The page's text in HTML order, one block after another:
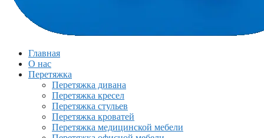
Главная
О нас
Перетяжка
Перетяжка дивана
Перетяжка кресел
Перетяжка стульев
Перетяжка кроватей
Перетяжка медицинской мебели